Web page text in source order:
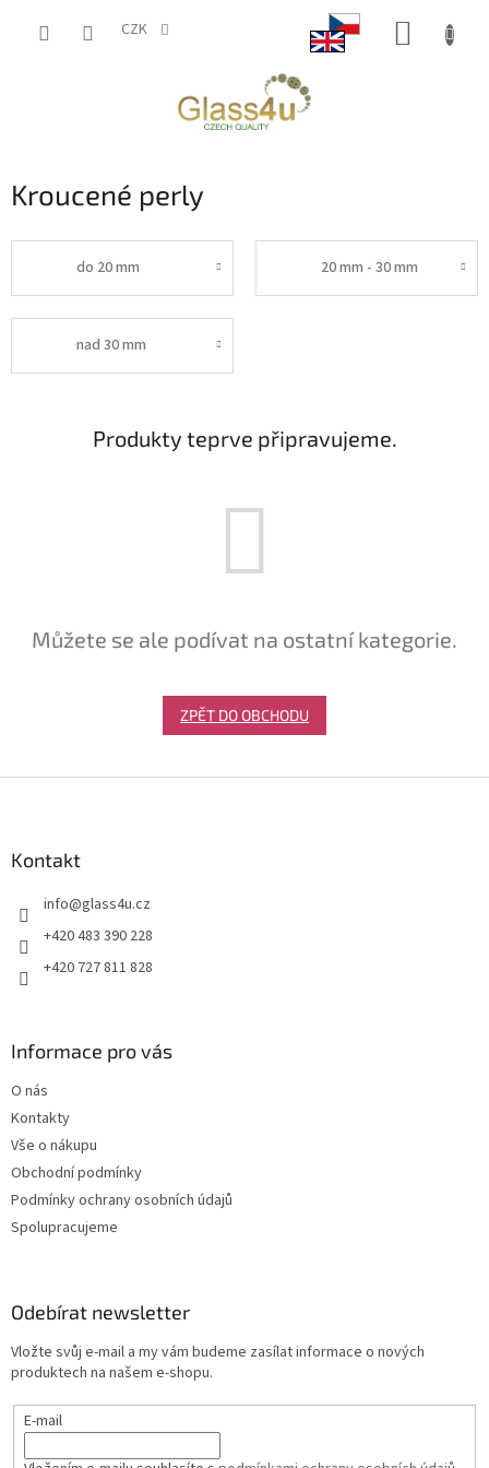
CZK
Kroucené perly
do 20 mm 20 mm - 30 mm
nad 30 mm
Produkty teprve připravujeme.
Můžete se ale podívat na ostatní kategorie.
ZPĚT DO OBCHODU
Kontakt
info@glass4u.cz
+420 483 390 228
+420 727 811 828
Informace pro vás
O nás
Kontakty
Vše o nákupu
Obchodní podmínky
Podmínky ochrany osobních údajů
Spolupracujeme
Odebírat newsletter
Vložte svůj e-mail a my vám budeme zasílat informace o nových
produktech na našem e-shopu.
E-mail